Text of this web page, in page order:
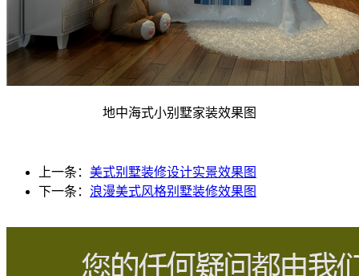
地中海式小别墅家装效果图
上一条： 美式别墅装修设计实景效果图
下一条： 浪漫美式风格别墅装修效果图